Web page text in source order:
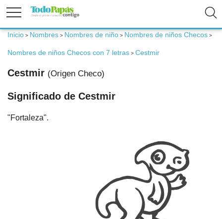
Fertilidad
Embarazo
Bebé
Niños
Inicio > Nombres > Nombres de niño > Nombres de niños Checos >
Nombres de niños Checos con 7 letras > Cestmir
Cestmir (Origen Checo)
Significado de Cestmir
"Fortaleza".